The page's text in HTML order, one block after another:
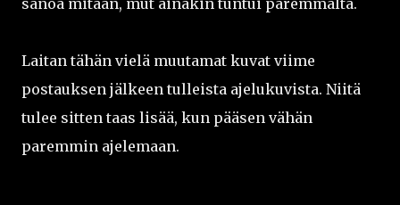
sanoa mitään, mut ainakin tuntui paremmalta.
Laitan tähän vielä muutamat kuvat viime
postauksen jälkeen tulleista ajelukuvista. Niitä
tulee sitten taas lisää, kun pääsen vähän
paremmin ajelemaan.